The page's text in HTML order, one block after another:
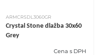
ARMCRSDL3060GR
Crystal Stone dlažba 30x60
Grey
Cena s DPH